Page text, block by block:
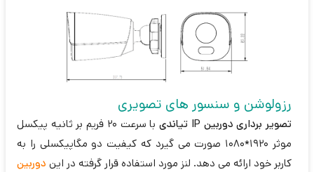
رزولوشن و سنسور های تصویری
تصویر برداری دوربین IP تیاندی
با سرعت 20 فریم بر ثانیه پیکسل
موثر 1920*1080 صورت می گیرد که کیفیت دو مگاپیکسلی را به
کاربر خود ارائه می دهد. لنز مورد استفاده قرار گرفته در این دوربین